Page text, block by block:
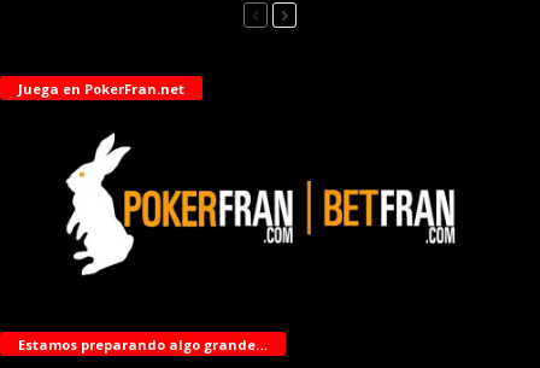
Juega en PokerFran.net
Estamos preparando algo grande…